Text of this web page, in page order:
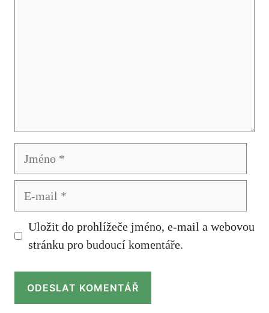
Jméno
Uložit do prohlížeče jméno, e-mail a webovou
stránku pro budoucí komentáře.